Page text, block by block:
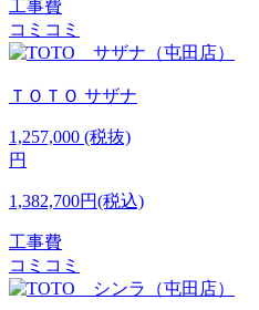
工事費
コミコミ
ＴＯＴＯ サザナ
1,257,000 (税抜)
円
1,382,700円(税込)
工事費
コミコミ